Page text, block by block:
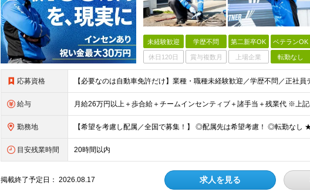
未経験歓迎 学歴不問 第二新卒OK ベテランOK
休日120日 賞与複数月 上場企業 転勤なし
応募資格
給与
勤務地
目安残業時間 20時間以内
掲載終了予定日：2026.08.17 求人を見る